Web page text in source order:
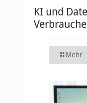
KI und
Mehr